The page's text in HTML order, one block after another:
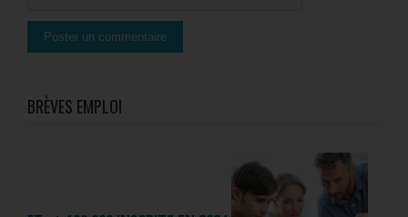
BRÈVES EMPLOI